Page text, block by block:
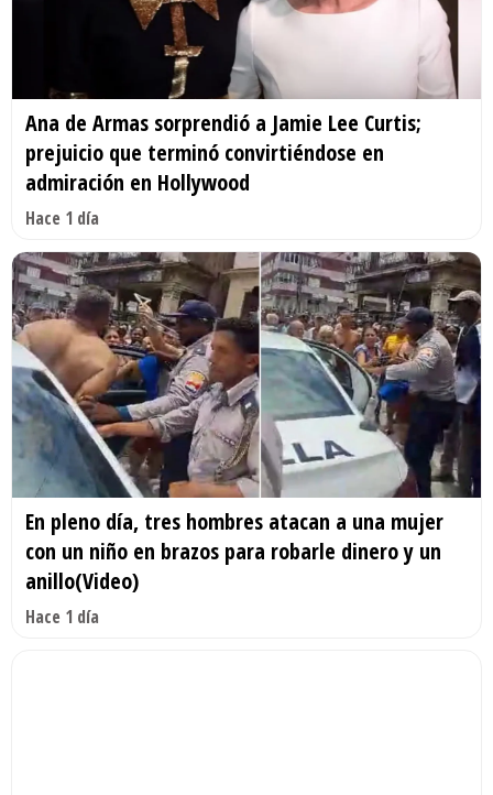
Ana de Armas sorprendió a Jamie Lee Curtis;
prejuicio que terminó convirtiéndose en
admiración en Hollywood
Hace 1 día
En pleno día, tres hombres atacan a una mujer
con un niño en brazos para robarle dinero y un
anillo(Video)
Hace 1 día